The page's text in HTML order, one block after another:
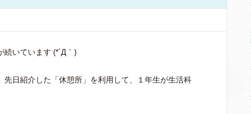
続いています (*´Д｀)
日紹介した「休憩所」を利用して、１年生が生活科